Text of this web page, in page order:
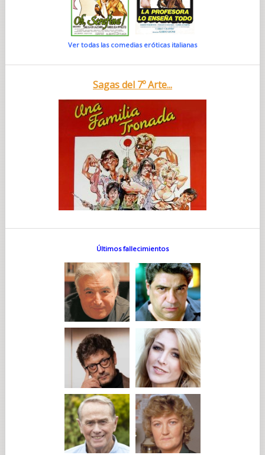
Ver todas las comedias eróticas italianas
Sagas del 7º Arte...
Últimos fallecimientos